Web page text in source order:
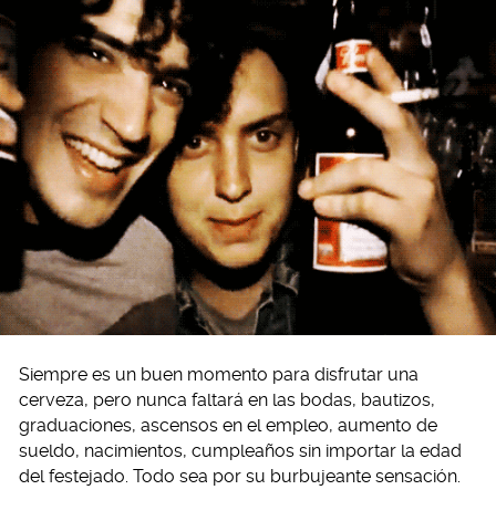
Siempre es un buen momento para disfrutar una
cerveza, pero nunca faltará en las bodas, bautizos,
graduaciones, ascensos en el empleo, aumento de
sueldo, nacimientos, cumpleaños sin importar la edad
del festejado. Todo sea por su burbujeante sensación.